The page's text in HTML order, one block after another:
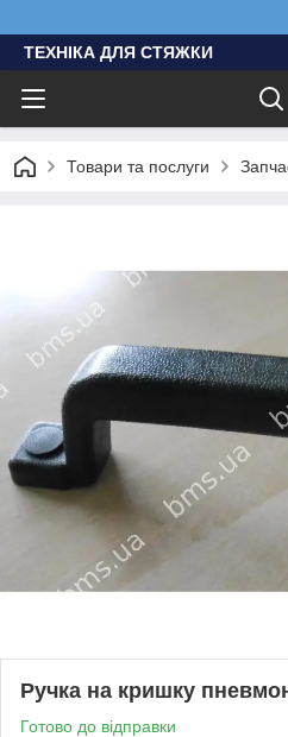
ТЕХНІКА ДЛЯ СТЯЖКИ
Товари та послуги
Ручка на кришку
Готово до відправки